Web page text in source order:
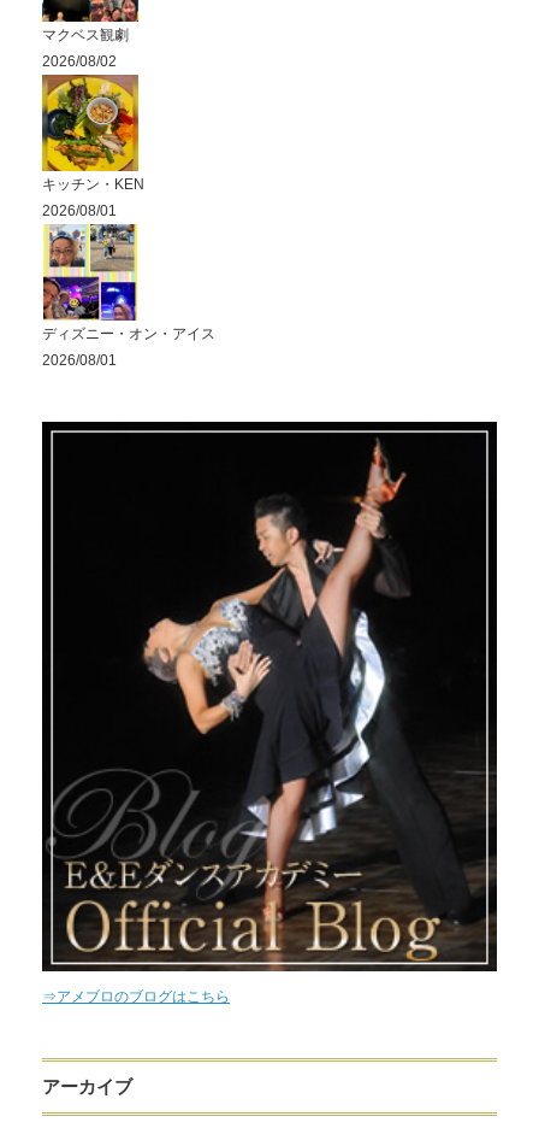
マクベス観劇
2026/08/02
キッチン・KEN
2026/08/01
ディズニー・オン・アイス
2026/08/01
⇒アメブロのブログはこちら
アーカイブ